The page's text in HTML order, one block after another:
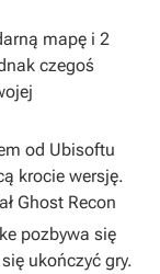
mapę i 2
czegoś
od Ubisoftu
krocie wersję.
Ghost Recon
pozbywa się
ukończyć gry.